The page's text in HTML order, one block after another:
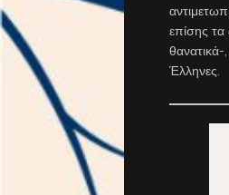
επίσης
θανατικά-
Έλληνες.